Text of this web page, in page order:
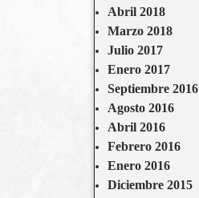
Abril 2018
Marzo 2018
Julio 2017
Enero 2017
Septiembre 2016
Agosto 2016
Abril 2016
Febrero 2016
Enero 2016
Diciembre 2015